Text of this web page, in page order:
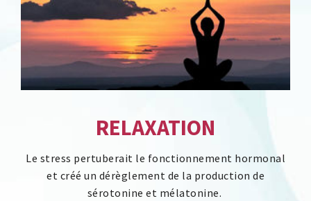
RELAXATION
Le stress pertuberait le fonctionnement hormonal
et créé un dérèglement de la production de
sérotonine et mélatonine.